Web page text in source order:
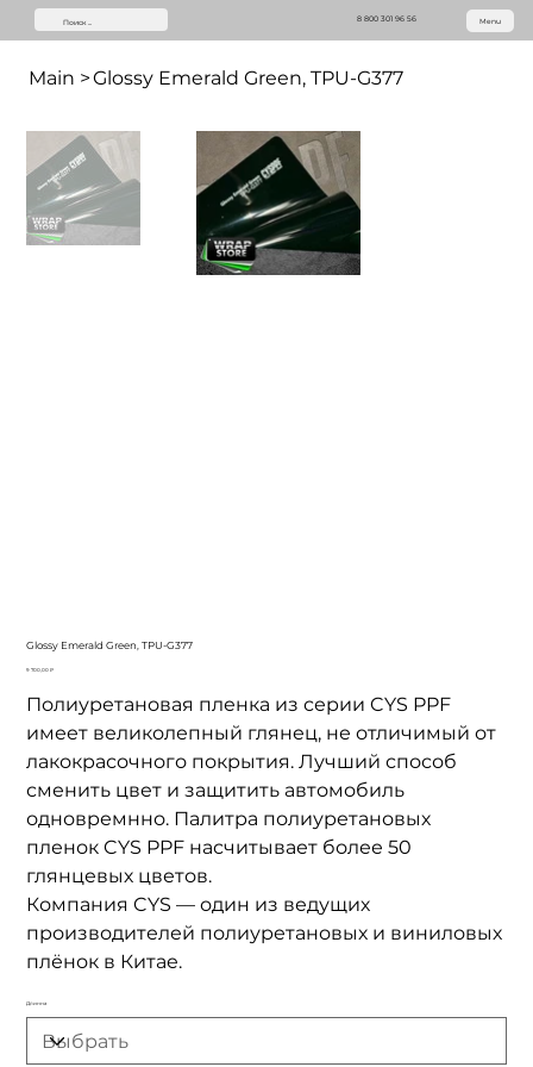
8 800 301 96 56 Menu
Main >Glossy Emerald Green, TPU-G377
Glossy Emerald Green, TPU-G377
Цена
9 700,00 ₽
Полиуретановая пленка из серии CYS PPF
имеет великолепный глянец, не отличимый от
лакокрасочного покрытия. Лучший способ
сменить цвет и защитить автомобиль
одновремнно. Палитра полиуретановых
пленок CYS PPF насчитывает более 50
глянцевых цветов.
Компания CYS — один из ведущих
производителей полиуретановых и виниловых
плёнок в Китае.
Длинна